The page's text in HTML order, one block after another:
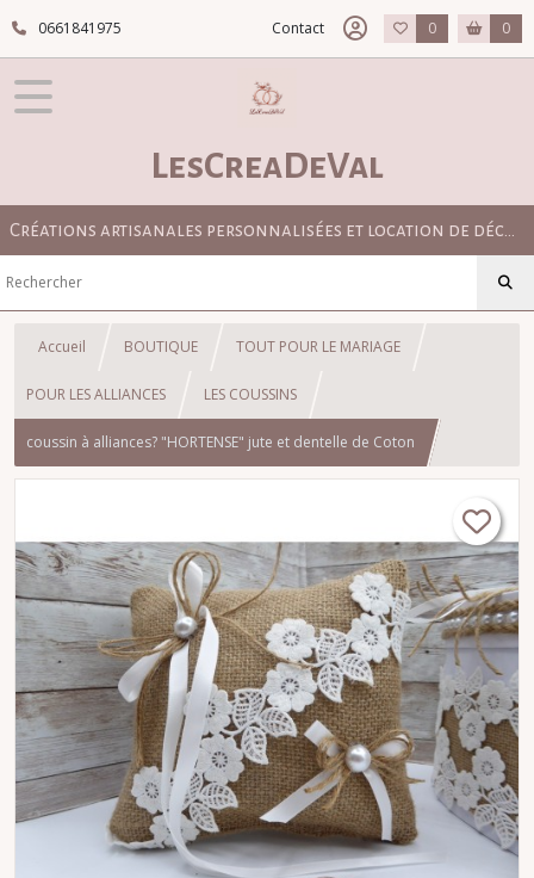
0661841975 Contact 0 0
LesCreaDeVal
Accueil BOUTIQUE TOUT POUR LE MARIAGE
POUR LES ALLIANCES LES COUSSINS
coussin à alliances? "HORTENSE" jute et dentelle de Coton